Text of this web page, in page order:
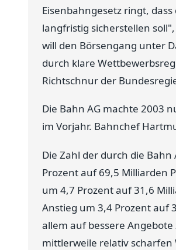
Eisenbahngesetz ringt,
langfristig sicherstellen
will den Börsengang unter
durch klare
Richtschnur der
Die Bahn AG machte 2003
im Vorjahr. Bahnchef
Die Zahl der durch die
Prozent auf 69,5 Milliarden
um 4,7 Prozent auf 31,6
Anstieg um 3,4 Prozent auf
allem auf bessere
mittlerweile relativ scharfen